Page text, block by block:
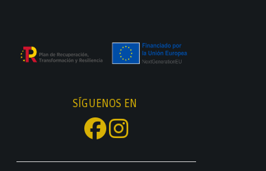
SÍGUENOS EN